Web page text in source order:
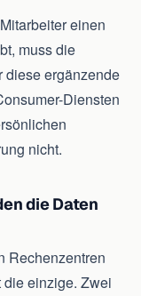
einen
muss die
diese ergänzende
Diensten
nicht.
die Daten
Rechenzentren
einzige. Zwei